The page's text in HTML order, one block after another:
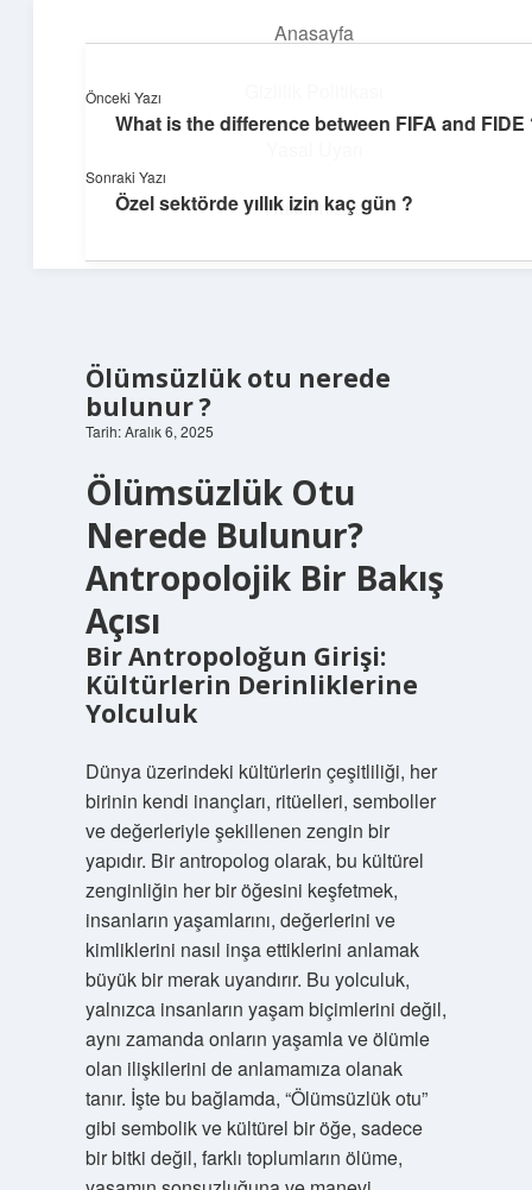
Anasayfa
Hakkımızda
Farklı bakış açılarıyla hayatı gör.
Ölümsüzlük otu nerede
bulunur ?
Tarih: Aralık 6, 2025
Ölümsüzlük Otu
Nerede Bulunur?
Antropolojik Bir Bakış
Açısı
Bir Antropoloğun Girişi:
Kültürlerin Derinliklerine
Yolculuk
Dünya üzerindeki kültürlerin çeşitliliği, her
birinin kendi inançları, ritüelleri, semboller
ve değerleriyle şekillenen zengin bir
yapıdır. Bir antropolog olarak, bu kültürel
zenginliğin her bir öğesini keşfetmek,
insanların yaşamlarını, değerlerini ve
kimliklerini nasıl inşa ettiklerini anlamak
büyük bir merak uyandırır. Bu yolculuk,
yalnızca insanların yaşam biçimlerini değil,
aynı zamanda onların yaşamla ve ölümle
olan ilişkilerini de anlamamıza olanak
tanır. İşte bu bağlamda, “Ölümsüzlük otu”
gibi sembolik ve kültürel bir öğe, sadece
bir bitki değil, farklı toplumların ölüme,
Önceki Yazı
What is the difference between FIFA and FIDE
Sonraki Yazı
Özel sektörde yıllık izin kaç gün ?